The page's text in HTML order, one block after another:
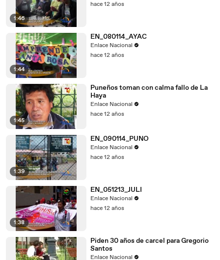
1:46
hace 12 años
1:44
EN_080114_AYAC
Enlace Nacional
hace 12 años
1:45
Puneños toman con calma fallo de La
Haya
Enlace Nacional
hace 12 años
1:39
EN_090114_PUNO
Enlace Nacional
hace 12 años
1:38
EN_051213_JULI
Enlace Nacional
hace 12 años
Piden 30 años de carcel para Gregorio
Santos
Enlace Nacional